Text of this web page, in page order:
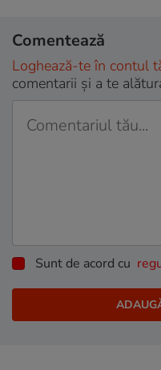
Comentează
Loghează-te în contul
comentarii și a te
Sunt de acord cu